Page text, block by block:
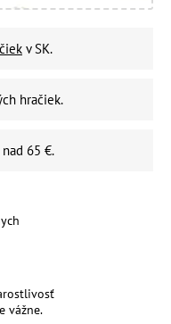
v SK.
hračiek.
65 €.
vážne.